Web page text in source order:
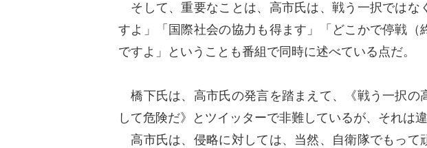
そして、重要なことは、高市氏は、戦う一択ではな
すよ」「国際社会の協力も得ます」「どこかで停戦（
ですよ」ということも番組で同時に述べている点だ。
橋下氏は、高市氏の発言を踏まえて、《戦う一択の
して危険だ》とツイッターで非難しているが、それは
高市氏は、侵略に対しては、当然、自衛隊でもって